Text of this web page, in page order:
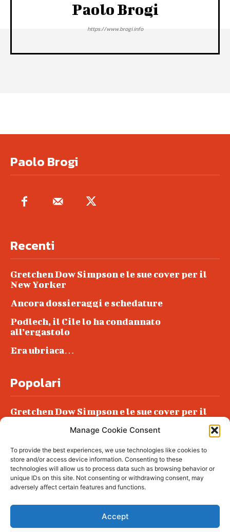
Manage Cookie Consent
To provide the best experiences, we use technologies like cookies to
store and/or access device information. Consenting to these
technologies will allow us to process data such as browsing behavior or
unique IDs on this site. Not consenting or withdrawing consent, may
adversely affect certain features and functions.
Accept
Paolo Brogi
https://www.brogi.info
Paolo Brogi
Recenti
Gretchen Dow Simpson e le sue cover per il
New Yorker
Ancora dossieraggi e schedature
Podlech, il Cile lo ha condannato
all’ergastolo
Era ubriaca…
Popolari
Gretchen Dow Simpson e le sue cover per il
Podlech, il Cile lo ha condannato
all’ergastolo
Era ubriaca…